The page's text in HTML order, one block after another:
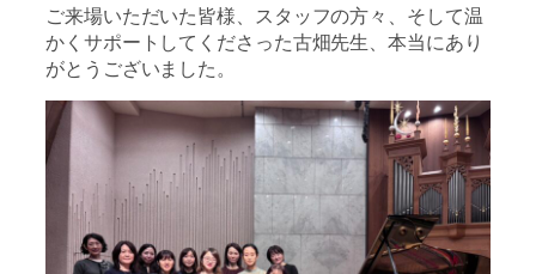
ご来場いただいた皆様、スタッフの方々、そして温
かくサポートしてくださった古畑先生、本当にあり
がとうございました。